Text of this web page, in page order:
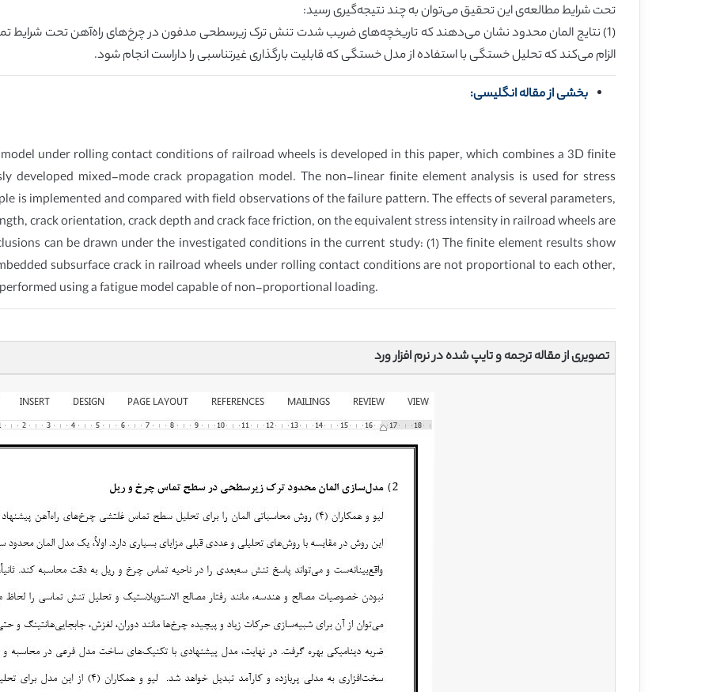
تحت شرایط مطالعه‌ی این تحقیق می‌توان به چند نتیجه‌گیری رسید:
(1) نتایج المان محدود نشان می‌دهند که تاریخچه‌های ضریب شدت تنش ترک زیرسطحی مدفون در چرخ‌‌های راه‌آهن تحت شرایط
الزام می‌کند که تحلیل خستگی با استفاده از مدل خستگی که قابلیت بارگذاری غیرتناسبی را داراست انجام شود.
بخشی از مقاله انگلیسی:
under rolling contact conditions of railroad wheels is developed in this paper, which combines a 3D finite
developed mixed-mode crack propagation model. The non-linear finite element analysis is used for stress
is implemented and compared with field observations of the failure pattern. The effects of several parameters,
crack orientation, crack depth and crack face friction, on the equivalent stress intensity in railroad wheels are
can be drawn under the investigated conditions in the current study: (1) The finite element results show
subsurface crack in railroad wheels under rolling contact conditions are not proportional to each other,
using a fatigue model capable of non-proportional loading.
تصویری از مقاله ترجمه و تایپ شده در نرم افزار ورد